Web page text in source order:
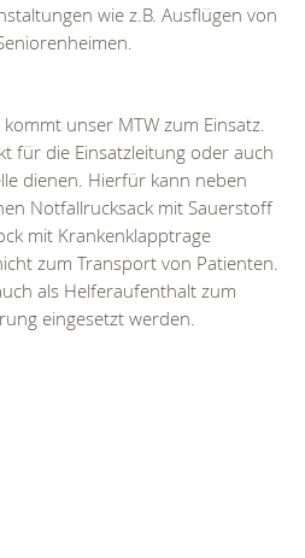
wie z.B. Ausflügen von
kommt unser MTW zum Einsatz.
für die Einsatzleitung oder auch
dienen. Hierfür kann neben
Notfallrucksack mit Sauerstoff
mit Krankenklapptrage
zum Transport von Patienten.
als Helferaufenthalt zum
eingesetzt werden.